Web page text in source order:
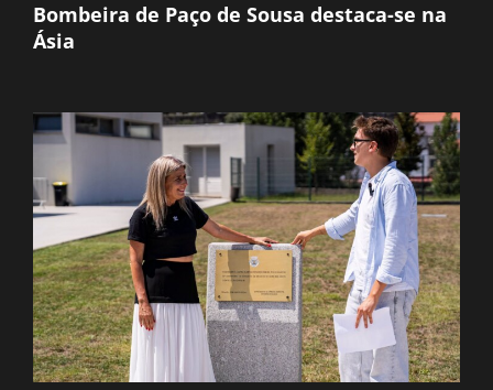
Bombeira de Paço de Sousa destaca-se na
Ásia